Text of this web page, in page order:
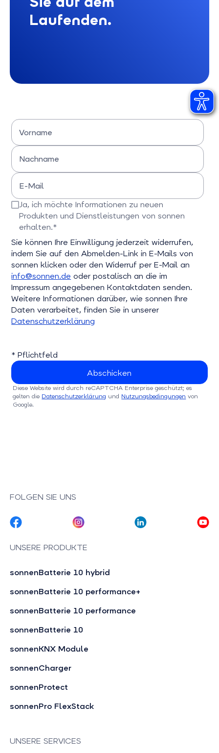
Laufenden.
Vorname
Bitte Vornamen eingeben
Nachname
Bitte Nachname eingeben
E-Mail
Bitte E-Mail-Adresse eingeben
Ja, ich möchte Informationen zu neuen
Produkten und Dienstleistungen von sonnen
erhalten.*
Bitte bestätigen Sie dieses Feld
Sie können Ihre Einwilligung jederzeit widerrufen,
indem Sie auf den Abmelden-Link in E-Mails von
sonnen klicken oder den Widerruf per E-Mail an
info@sonnen.de oder postalisch an die im
Impressum angegebenen Kontaktdaten senden.
Weitere Informationen darüber, wie sonnen Ihre
Daten verarbeitet, finden Sie in unserer
Datenschutzerklärung
* Pflichtfeld
Diese Website wird durch reCAPTCHA Enterprise geschützt; es
gelten die Datenschutzerklärung und Nutzungsbedingungen von
Google.
FOLGEN SIE UNS
UNSERE PRODUKTE
sonnenBatterie 10 hybrid
sonnenBatterie 10 performance+
sonnenBatterie 10 performance
sonnenBatterie 10
sonnenKNX Module
sonnenCharger
sonnenProtect
sonnenPro FlexStack
UNSERE SERVICES